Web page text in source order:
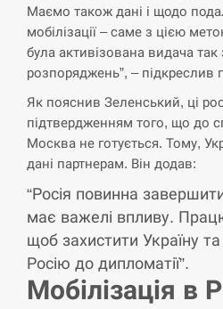
СЕРПЕНЬ
13:40
Біля українського літака
СЕРПЕНЬ
13:23
ответили, как
СЕРПЕНЬ
13:10
Тайвань проводить
навчання на тлі загрози
Маємо також дані і щодо
мобілізації – саме з цією
була активізована видача так
розпоряджень”, – підкреслив
Як пояснив Зеленський, ці
підтвердженням того, що до
Москва не готується. Тому,
дані партнерам. Він додав:
“Росія повинна
має важелі впливу.
щоб захистити Україну
Росію до дипломатії”.
Мобілізація в